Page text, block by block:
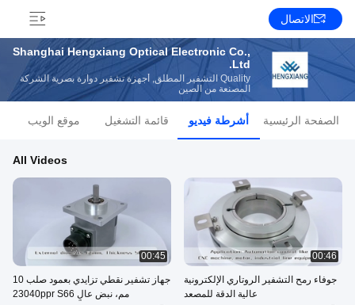
الاتصال
Shanghai Hengxiang Optical Electronic Co.,
Ltd.
Quality التشفير المطلق, أجهزة تشفير دوارة بصرية الشركة
المصنعة من الصين
الصفحة الرئيسية أشرطة فيديو قائمة التشغيل موقع الويب
All Videos
00:46
جوفاء رمح التشفير الروتاري الإلكترونية
عالية الدقة للمصعد
00:45
جهاز تشفير نقطي تزايدي بعمود صلب 10
مم، نبض عالٍ 23040ppr S66